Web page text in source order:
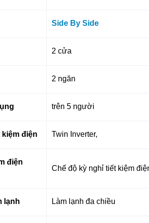
Side By Side
2 cửa
2 ngăn
trên 5 người
điện Twin Inverter,
điện
Chế độ kỳ nghỉ tiết kiệm
lạnh Làm lạnh đa chiều